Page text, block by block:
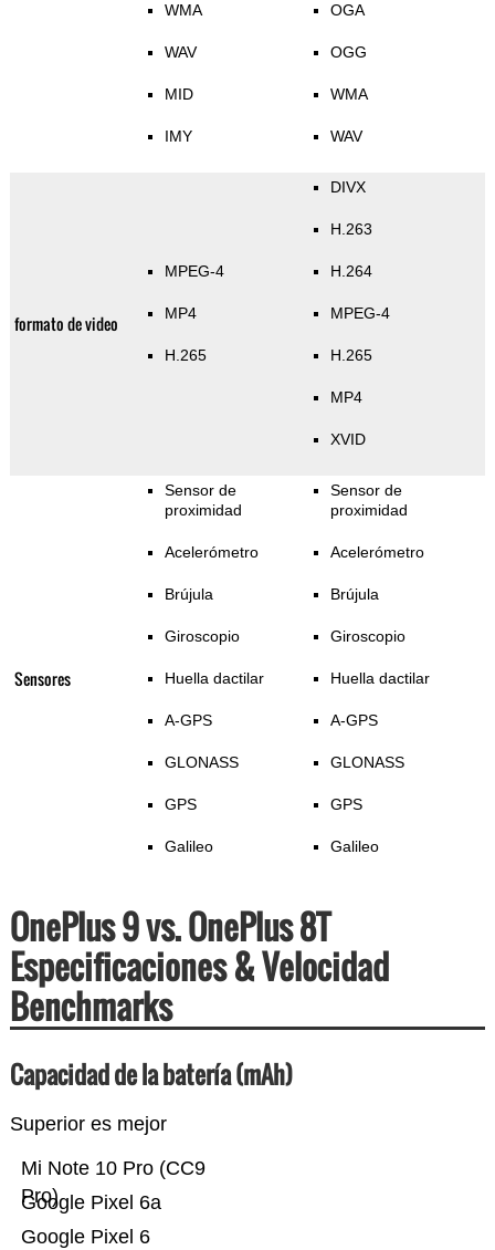
WMA
WAV
MID
IMY
OGA
OGG
WMA
WAV
formato de video
MPEG-4
MP4
H.265
DIVX
H.263
H.264
MPEG-4
H.265
MP4
XVID
Sensores
Sensor de
proximidad
Acelerómetro
Brújula
Giroscopio
Huella dactilar
A-GPS
GLONASS
GPS
Galileo
Sensor de
proximidad
Acelerómetro
Brújula
Giroscopio
Huella dactilar
A-GPS
GLONASS
GPS
Galileo
OnePlus 9 vs. OnePlus 8T
Especificaciones & Velocidad
Benchmarks
Capacidad de la batería (mAh)
Superior es mejor
Google Pixel 6
Google Pixel 6a
Mi Note 10 Pro (CC9
Pro)